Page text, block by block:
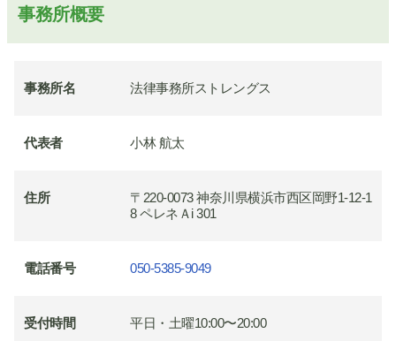
事務所概要
事務所名 法律事務所ストレングス
代表者 小林 航太
住所
〒220-0073 神奈川県横浜市西区岡野1-12-1
8 ペレネＡi 301
電話番号 050-5385-9049
受付時間 平日・土曜10:00〜20:00